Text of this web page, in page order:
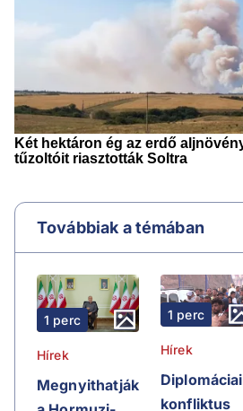
Továbbiak a témában
1 perc
Hírek
Megnyithatják
1 perc
Hírek
Diplomáciai
konfliktus